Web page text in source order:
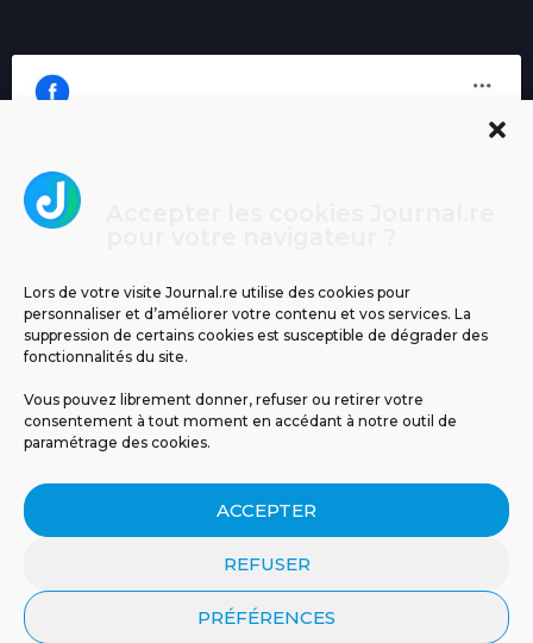
Lors de votre visite Journal.re utilise des cookies pour
personnaliser et d’améliorer votre contenu et vos services. La
suppression de certains cookies est susceptible de dégrader des
fonctionnalités du site.
Vous pouvez librement donner, refuser ou retirer votre
consentement à tout moment en accédant à notre outil de
paramétrage des cookies.
ACCEPTER
REFUSER
PRÉFÉRENCES
MENTIONS LÉGALES PUBLICITÉ
BLOG
NOS ÉMISSIONS
POLITIQUE DE CONFIDENTIALITÉ
CONTACT
© 2026 Tous droits réservés